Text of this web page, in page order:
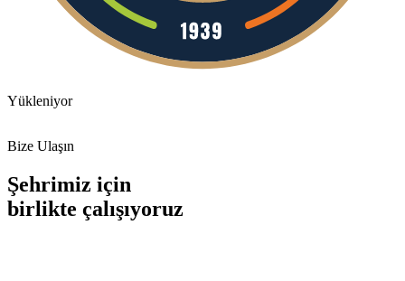
Yükleniyor
Bize Ulaşın
Şehrimiz için
birlikte çalışıyoruz